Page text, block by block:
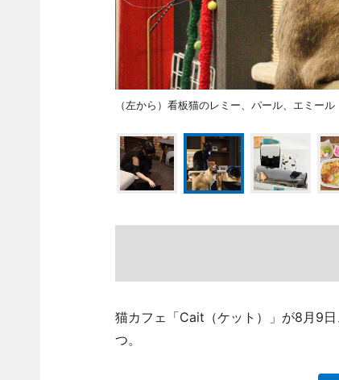
（左から）看板猫のレミー、パール、エミール
猫カフェ「Cait（ケット）」が8月9
つ。